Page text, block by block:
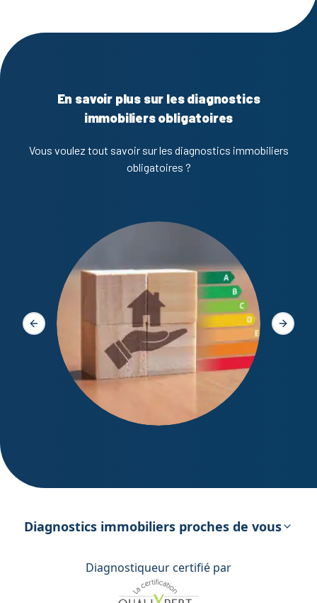
En savoir plus sur les diagnostics
immobiliers obligatoires
Vous voulez tout savoir sur les diagnostics immobiliers
obligatoires ?
énergétique
Slide précédente Slide
Diagnostics immobiliers proches de vous
Diagnostiqueur certifié par